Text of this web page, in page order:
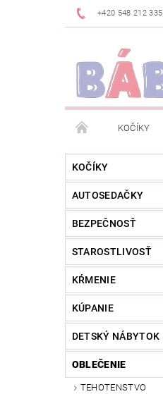
+420 548 212 335
KOČÍKY
DOGSPACE
NOVINKY
KOČÍKY
AUTOSEDAČKY
BEZPEČNOSŤ
STAROSTLIVOSŤ
KŔMENIE
KÚPANIE
DETSKÝ NÁBYTOK
OBLEČENIE
TEHOTENSTVO